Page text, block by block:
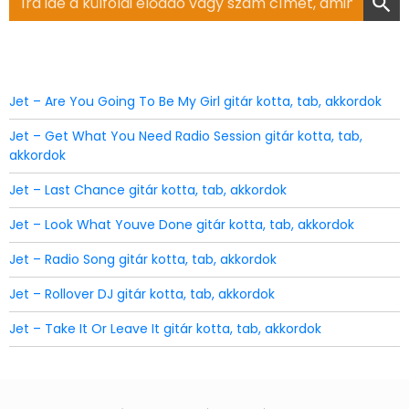
for:
Jet – Are You Going To Be My Girl gitár kotta, tab, akkordok
Jet – Get What You Need Radio Session gitár kotta, tab,
akkordok
Jet – Last Chance gitár kotta, tab, akkordok
Jet – Look What Youve Done gitár kotta, tab, akkordok
Jet – Radio Song gitár kotta, tab, akkordok
Jet – Rollover DJ gitár kotta, tab, akkordok
Jet – Take It Or Leave It gitár kotta, tab, akkordok